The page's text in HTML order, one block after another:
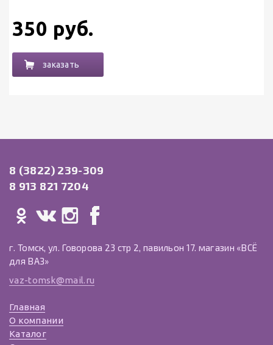
350 руб.
заказать
8 (3822) 239-309
8 913 821 7204
г. Томск, ул. Говорова 23 стр 2, павильон 17. магазин «ВСЁ
для ВАЗ»
vaz-tomsk@mail.ru
Главная
О компании
Каталог